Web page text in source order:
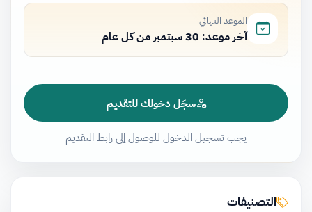
الموعد النهائي
آخر موعد: 30 سبتمبر من كل عام
سجّل دخولك للتقديم
يجب تسجيل الدخول للوصول إلى رابط التقديم
التصنيفات